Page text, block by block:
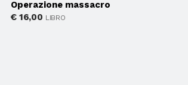
Operazione massacro
€16,00 LIBRO